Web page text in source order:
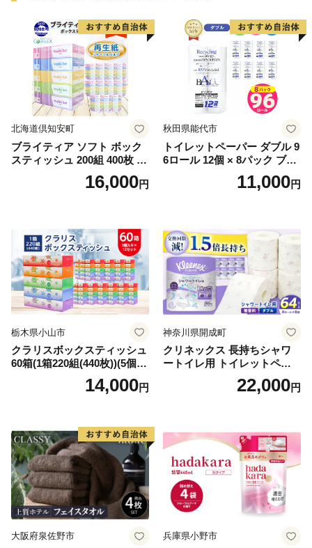
北海道倶知安町
ブライティア ソフト ボック
スティッシュ 200組 400枚 60
箱 日本製 まとめ買い ティッ
シュ リサイクル 長持 防災 常
倶知安町 日用品
16,000円
秋田県能代市
トイレットペーパー ダブル 9
6ロール 12個 × 8パック ブラ
ンカ 再生紙 100％ 芯あり 日
用品 消耗品 無香料 生活用品
11,000円
栃木県小山市
クラリスボックスティッシュ
60箱(1箱220組(440枚))(5個入
り×12セット)【1256759】
14,000円
神奈川県開成町
クリネックス 長持ちシャワ
ートイレ用 トイレットペー
パー（ダブル）64ロール(8ロ
ール×8パック) 開成町 トイレ
蓄 防災 エコ 消耗品 生活雑貨
生活用品 無香料 トイレット
ペーパー ダブル といれっと
ぺーぱー トイレ クレシア ト
イレットペーパー [BDBH002
-1]
22,000円
大阪府泉佐野市 兵庫県小野市